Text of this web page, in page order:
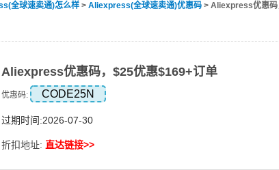
全球速卖通)怎么样 > Aliexpress(全球速卖通)优惠码 > Aliexpress优惠码
Aliexpress优惠码，$25优惠$169+订单
优惠码: CODE25N
过期时间:2026-07-30
折扣地址: 直达链接>>